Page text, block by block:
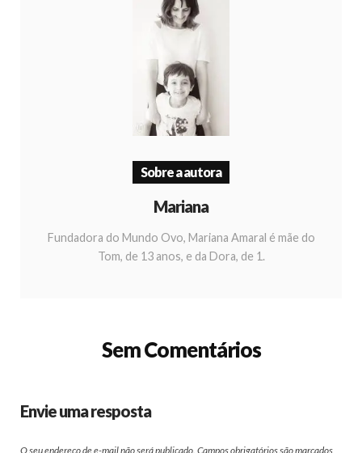
Sobre a autora
Mariana
Fundadora do Mundo Ovo, Mariana Amaral é mãe do
Tom, de 13 anos, e da Dora, de 1.
Sem Comentários
Envie uma resposta
O seu endereço de e-mail não será publicado. Campos obrigatórios são marcados